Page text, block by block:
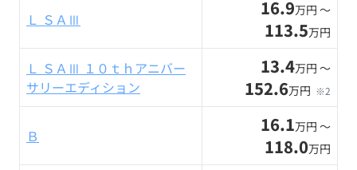
Ｌ ＳＡⅢ 16.9万円 〜
113.5万円
Ｌ ＳＡⅢ １０ｔｈアニバー
サリーエディション
13.4万円 〜
152.6万円 ※2
Ｂ 16.1万円 〜
118.0万円